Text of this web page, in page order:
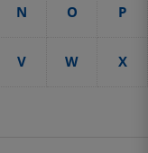
N O P
V W X